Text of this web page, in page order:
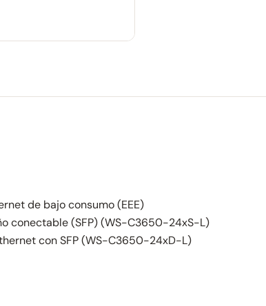
de bajo consumo (EEE)
conectable (SFP) (WS-C3650-24xS-L)
con SFP (WS-C3650-24xD-L)